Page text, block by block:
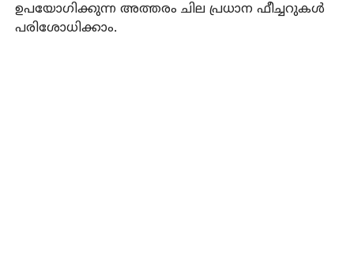
ഉപയോഗിക്കുന്ന അത്തരം ചില പ്രധാന ഫീച്ചറുകൾ
പരിശോധിക്കാം.